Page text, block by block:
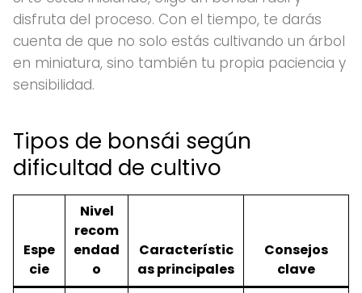
disfruta del proceso. Con el tiempo, te darás
cuenta de que no solo estás cultivando un árbol
en miniatura, sino también tu propia paciencia y
sensibilidad.
Tipos de bonsái según
dificultad de cultivo
Espe
cie
Nivel
recom
endad
o
Característic
as principales
Consejos
clave